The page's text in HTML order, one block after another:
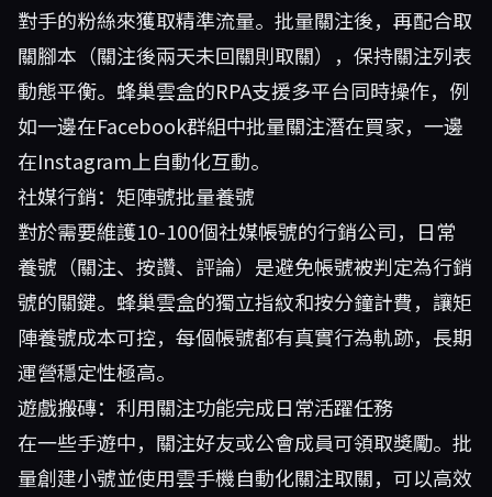
對手的粉絲來獲取精準流量。批量關注後，再配合取
關腳本（關注後兩天未回關則取關），保持關注列表
動態平衡。蜂巢雲盒的RPA支援多平台同時操作，例
如一邊在Facebook群組中批量關注潛在買家，一邊
在Instagram上自動化互動。
社媒行銷：矩陣號批量養號
對於需要維護10-100個社媒帳號的行銷公司，日常
養號（關注、按讚、評論）是避免帳號被判定為行銷
號的關鍵。蜂巢雲盒的獨立指紋和按分鐘計費，讓矩
陣養號成本可控，每個帳號都有真實行為軌跡，長期
運營穩定性極高。
遊戲搬磚：利用關注功能完成日常活躍任務
在一些手遊中，關注好友或公會成員可領取獎勵。批
量創建小號並使用雲手機自動化關注取關，可以高效